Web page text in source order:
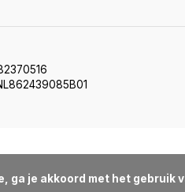
ga je akkoord met het gebruik